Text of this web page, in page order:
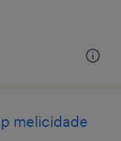
melicidade